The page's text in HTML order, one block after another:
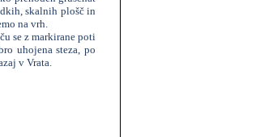
skalnih plošč in
na vrh.
se z markirane poti
uhojena steza, po
v Vrata.